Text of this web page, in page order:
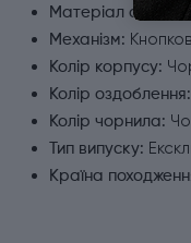
Матеріал
Механізм:
Колір корпусу:
Колір оздоблення:
Колір чорнила:
Тип випуску:
Країна